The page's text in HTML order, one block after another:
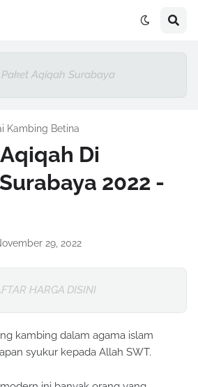
Aqiqah Surabaya
Kambing Betina
Di
2022 -
29, 2022
HARGA DISINI
kambing dalam agama islam
syukur kepada Allah SWT.